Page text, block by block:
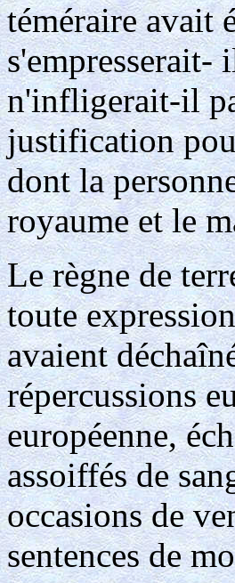
téméraire avait
s'empresserait-
n'infligerait-il
justification
dont la
royaume et le
Le règne de
toute
avaient
répercussions
européenne,
assoiffés de
occasions de
sentences de